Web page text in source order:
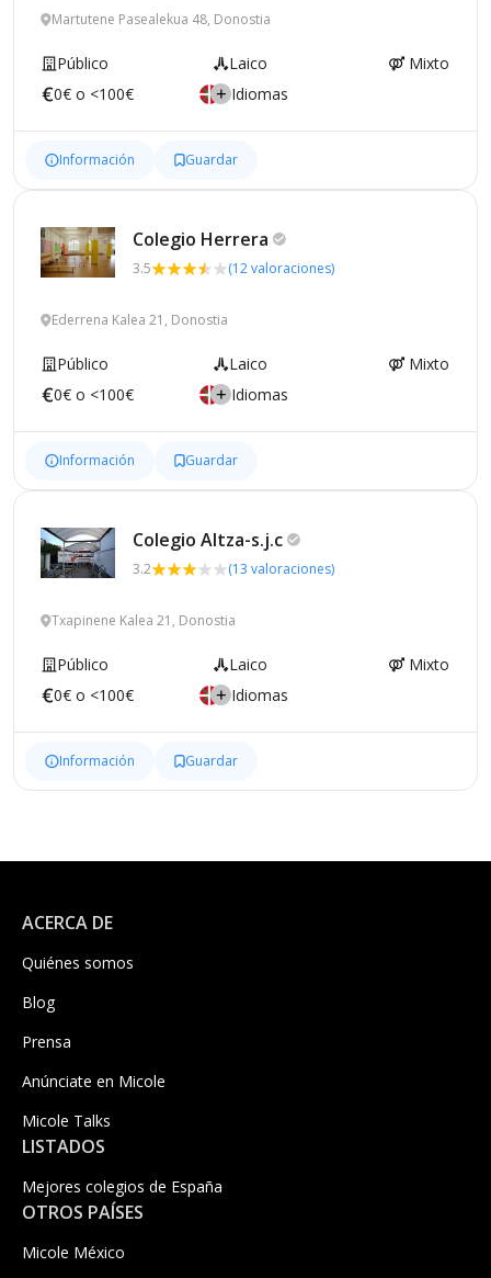
Martutene Pasealekua 48, Donostia
Público Laico
Mixto
0€ o <100€
Idiomas
Información Guardar
Colegio Herrera
3.5 (12 valoraciones)
Ederrena Kalea 21, Donostia
Público Laico
Mixto
0€ o <100€
Idiomas
Información Guardar
Colegio Altza-s.j.c
3.2 (13 valoraciones)
Txapinene Kalea 21, Donostia
Público Laico
Mixto
0€ o <100€
Idiomas
Información Guardar
ACERCA DE
Quiénes somos
Blog
Prensa
Anúnciate en Micole
Micole Talks
LISTADOS
Mejores colegios de España
OTROS PAÍSES
Micole México